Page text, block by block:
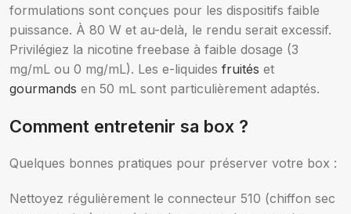
formulations sont conçues pour les dispositifs faible
puissance. À 80 W et au-delà, le rendu serait excessif.
Privilégiez la nicotine freebase à faible dosage (3
mg/mL ou 0 mg/mL). Les e-liquides fruités et
gourmands en 50 mL sont particulièrement adaptés.
Comment entretenir sa box ?
Quelques bonnes pratiques pour préserver votre box :
Nettoyez régulièrement le connecteur 510 (chiffon sec